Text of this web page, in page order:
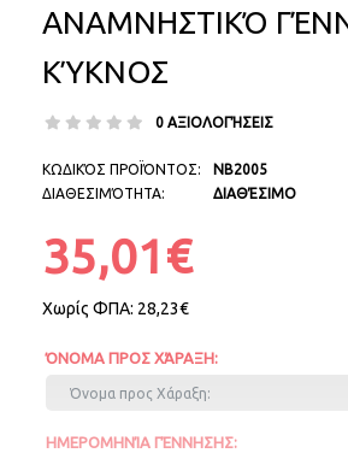
ΑΝΑΜΝΗΣΤΙΚΌ
ΚΎΚΝΟΣ
0 ΑΞΙΟΛΟΓΉΣΕΙΣ
ΚΩΔΙΚΌΣ ΠΡΟΪΌΝΤΟΣ:
ΔΙΑΘΕΣΙΜΌΤΗΤΑ:
NB2005
ΔΙΑΘΈΣΙΜΟ
35,01€
Χωρίς ΦΠΑ: 28,23€
ΌΝΟΜΑ ΠΡΟΣ ΧΆΡΑΞΗ:
ΗΜΕΡΟΜΗΝΊΑ ΓΈΝΝΗΣΗΣ: